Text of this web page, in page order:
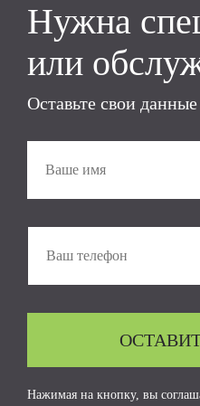
Нужна
или
Оставьте свои
Нажимая на кнопку, вы